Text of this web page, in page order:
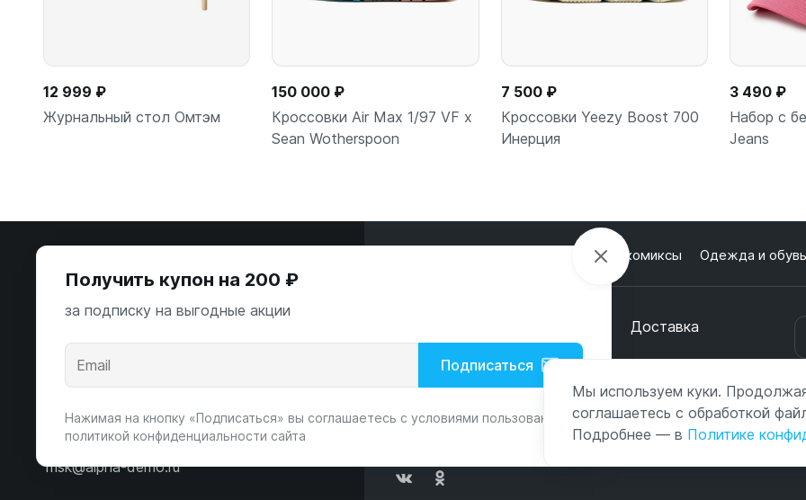
В корзину
12 999 ₽
Журнальный стол Омтэм
В корзину
150 000 ₽
Кроссовки Air Max 1/97 VF x
Sean Wotherspoon
В корзину
7 500 ₽
Кроссовки Yeezy Boost 700
Инерция
3 490 ₽
Набор с
Jeans
защищены
Пн-Вс 10:00-22:00
8 (800) 123-55-44
msk@alpha-demo.ru
Настольные игры и комиксы Одежда и обувь
Доставка
Контакты
Получить купон на 200 ₽
за подписку на выгодные акции
Подписаться
Нажимая на кнопку «Подписаться» вы соглашаетесь с условиями пользования и
политикой конфиденциальности сайта
Мы используем куки.
соглашаетесь с обработкой
Подробнее — в Политике